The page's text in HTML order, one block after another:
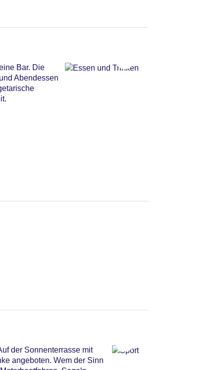
Bar. Die
Abendessen
der Sonnenterrasse mit
angeboten. Wem der Sinn